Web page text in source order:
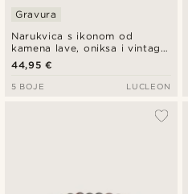
Narukvica s ikonom od
kamena lave, oniksa i vintage
kože
Gravura
44,95 €
5 BOJE LUCLEON